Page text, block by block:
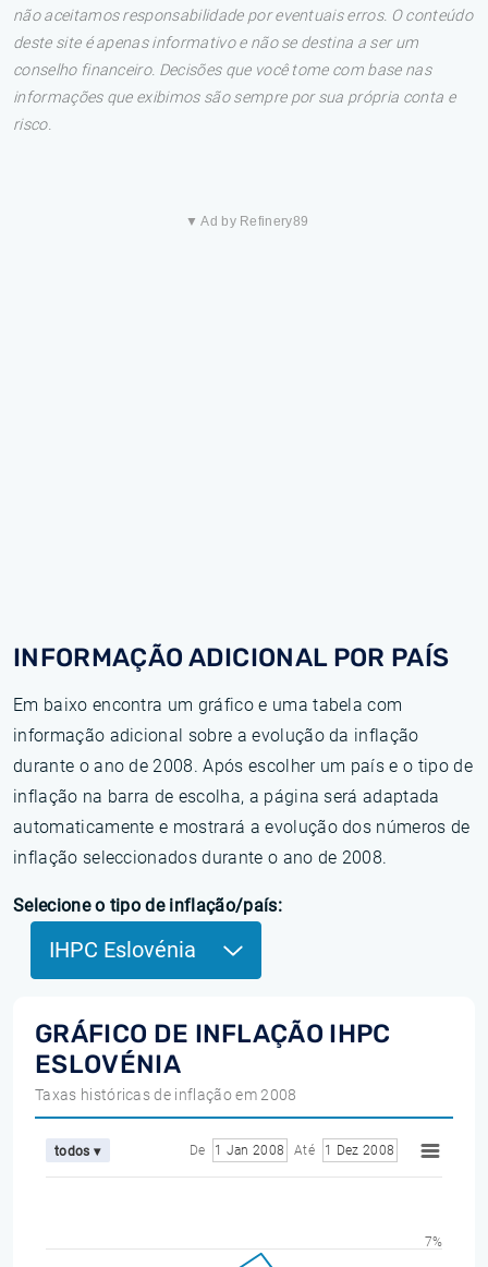
não aceitamos responsabilidade por eventuais erros. O conteúdo
deste site é apenas informativo e não se destina a ser um
conselho financeiro. Decisões que você tome com base nas
informações que exibimos são sempre por sua própria conta e
risco.
▼ Ad by Refinery89
INFORMAÇÃO ADICIONAL POR PAÍS
Em baixo encontra um gráfico e uma tabela com
informação adicional sobre a evolução da inflação
durante o ano de 2008. Após escolher um país e o tipo de
inflação na barra de escolha, a página será adaptada
automaticamente e mostrará a evolução dos números de
inflação seleccionados durante o ano de 2008.
Selecione o tipo de inflação/país:
IHPC Eslovénia
GRÁFICO DE INFLAÇÃO IHPC
ESLOVÉNIA
Taxas históricas de inflação em 2008
todos ▾ De 1 Jan 2008 Até 1 Dez 2008
7%